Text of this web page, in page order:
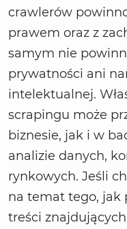
crawlerów
prawem oraz z
samym nie
prywatności ani
intelektualnej.
scrapingu może
biznesie, jak i w
analizie danych,
rynkowych. Jeśli
na temat tego, jak
treści